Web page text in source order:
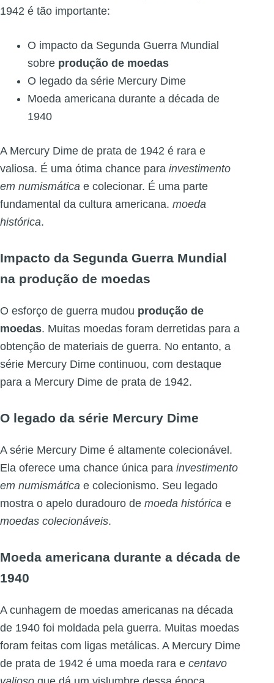
1942 é tão importante:
O impacto da Segunda Guerra Mundial
sobre produção de moedas
O legado da série Mercury Dime
Moeda americana durante a década de
1940
A Mercury Dime de prata de 1942 é rara e
valiosa. É uma ótima chance para investimento
em numismática e colecionar. É uma parte
fundamental da cultura americana. moeda
histórica.
Impacto da Segunda Guerra Mundial
na produção de moedas
O esforço de guerra mudou produção de
moedas. Muitas moedas foram derretidas para a
obtenção de materiais de guerra. No entanto, a
série Mercury Dime continuou, com destaque
para a Mercury Dime de prata de 1942.
O legado da série Mercury Dime
A série Mercury Dime é altamente colecionável.
Ela oferece uma chance única para investimento
em numismática e colecionismo. Seu legado
mostra o apelo duradouro de moeda histórica e
moedas colecionáveis.
Moeda americana durante a década de
1940
A cunhagem de moedas americanas na década
de 1940 foi moldada pela guerra. Muitas moedas
foram feitas com ligas metálicas. A Mercury Dime
de prata de 1942 é uma moeda rara e centavo